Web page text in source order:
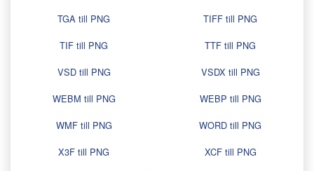
TGA till PNG
TIFF till PNG
TIF till PNG
TTF till PNG
VSD till PNG
VSDX till PNG
WEBM till PNG
WEBP till PNG
WMF till PNG
WORD till PNG
X3F till PNG
XCF till PNG